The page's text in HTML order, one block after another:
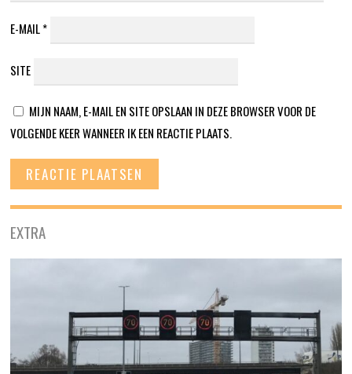
E-MAIL*
SITE
MIJN NAAM, E-MAIL EN SITE OPSLAAN IN DEZE BROWSER VOOR DE
VOLGENDE KEER WANNEER IK EEN REACTIE PLAATS.
EXTRA